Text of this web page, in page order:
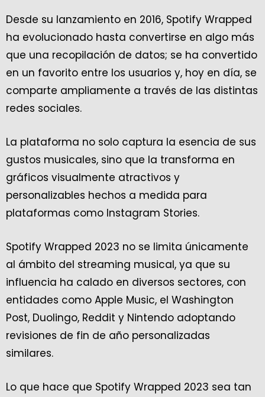
Desde su lanzamiento en 2016, Spotify Wrapped
ha evolucionado hasta convertirse en algo más
que una recopilación de datos; se ha convertido
en un favorito entre los usuarios y, hoy en día, se
comparte ampliamente a través de las distintas
redes sociales.
La plataforma no solo captura la esencia de sus
gustos musicales, sino que la transforma en
gráficos visualmente atractivos y
personalizables hechos a medida para
plataformas como Instagram Stories.
Spotify Wrapped 2023 no se limita únicamente
al ámbito del streaming musical, ya que su
influencia ha calado en diversos sectores, con
entidades como Apple Music, el Washington
Post, Duolingo, Reddit y Nintendo adoptando
revisiones de fin de año personalizadas
similares.
Lo que hace que Spotify Wrapped 2023 sea tan